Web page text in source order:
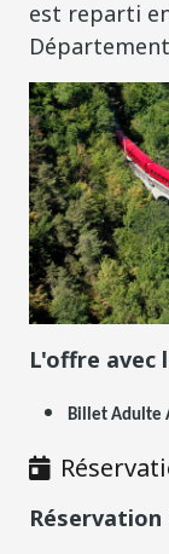
est reparti
Département
L'offre avec
Billet Adulte